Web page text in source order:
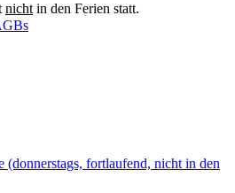
nichtin den Ferien statt.
(donnerstags, fortlaufend, nicht in den